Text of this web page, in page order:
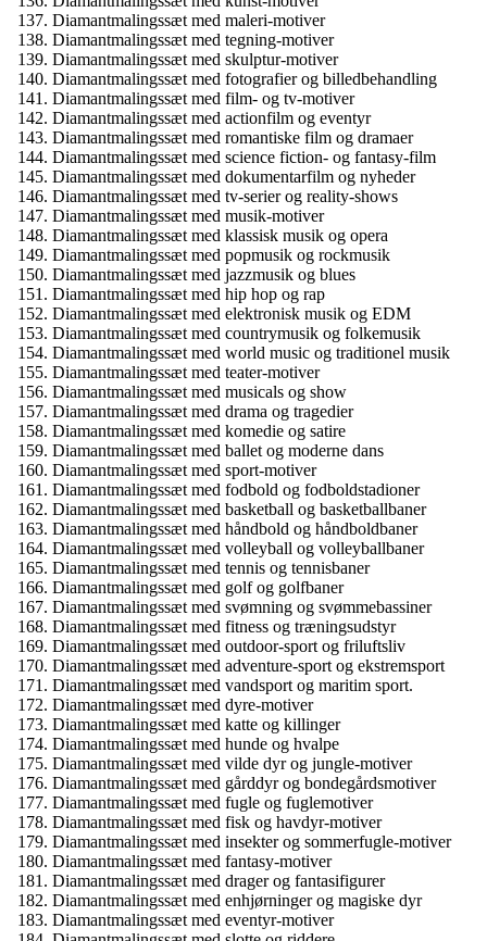
Diamantmalingssæt med maleri-motiver
Diamantmalingssæt med tegning-motiver
Diamantmalingssæt med skulptur-motiver
Diamantmalingssæt med fotografier og billedbehandling
Diamantmalingssæt med film- og tv-motiver
Diamantmalingssæt med actionfilm og eventyr
Diamantmalingssæt med romantiske film og dramaer
Diamantmalingssæt med science fiction- og fantasy-film
Diamantmalingssæt med dokumentarfilm og nyheder
Diamantmalingssæt med tv-serier og reality-shows
Diamantmalingssæt med musik-motiver
Diamantmalingssæt med klassisk musik og opera
Diamantmalingssæt med popmusik og rockmusik
Diamantmalingssæt med jazzmusik og blues
Diamantmalingssæt med hip hop og rap
Diamantmalingssæt med elektronisk musik og EDM
Diamantmalingssæt med countrymusik og folkemusik
Diamantmalingssæt med world music og traditionel musik
Diamantmalingssæt med teater-motiver
Diamantmalingssæt med musicals og show
Diamantmalingssæt med drama og tragedier
Diamantmalingssæt med komedie og satire
Diamantmalingssæt med ballet og moderne dans
Diamantmalingssæt med sport-motiver
Diamantmalingssæt med fodbold og fodboldstadioner
Diamantmalingssæt med basketball og basketballbaner
Diamantmalingssæt med håndbold og håndboldbaner
Diamantmalingssæt med volleyball og volleyballbaner
Diamantmalingssæt med tennis og tennisbaner
Diamantmalingssæt med golf og golfbaner
Diamantmalingssæt med svømning og svømmebassiner
Diamantmalingssæt med fitness og træningsudstyr
Diamantmalingssæt med outdoor-sport og friluftsliv
Diamantmalingssæt med adventure-sport og ekstremsport
Diamantmalingssæt med vandsport og maritim sport.
Diamantmalingssæt med dyre-motiver
Diamantmalingssæt med katte og killinger
Diamantmalingssæt med hunde og hvalpe
Diamantmalingssæt med vilde dyr og jungle-motiver
Diamantmalingssæt med gårddyr og bondegårdsmotiver
Diamantmalingssæt med fugle og fuglemotiver
Diamantmalingssæt med fisk og havdyr-motiver
Diamantmalingssæt med insekter og sommerfugle-motiver
Diamantmalingssæt med fantasy-motiver
Diamantmalingssæt med drager og fantasifigurer
Diamantmalingssæt med enhjørninger og magiske dyr
Diamantmalingssæt med eventyr-motiver